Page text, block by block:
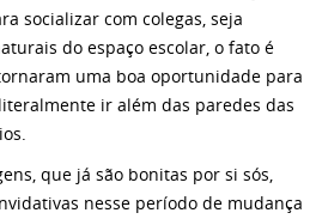
socializar com colegas, seja
do espaço escolar, o fato é
uma boa oportunidade para
ir além das paredes das
que já são bonitas por si sós,
nesse período de mudança